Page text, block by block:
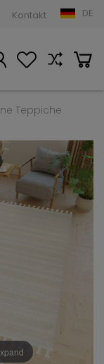
Kontakt DE
Teppiche